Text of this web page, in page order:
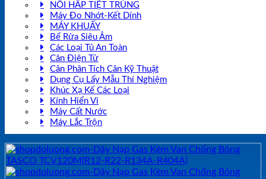
NỒI HẤP TIỆT TRÙNG
Máy Đo Nhớt-Kết Dính
MÁY KHUẤY
Bể Rửa Siêu Âm
Các Loại Tủ An Toàn
Cân Điện Tử
Cân Phân Tích Cân Kỹ Thuật
Dụng Cụ Lấy Mẫu Thí Nghiệm
Khúc Xạ Kế Các Loại
Kính Hiển Vi
Máy Cất Nước
Máy Lắc Trộn